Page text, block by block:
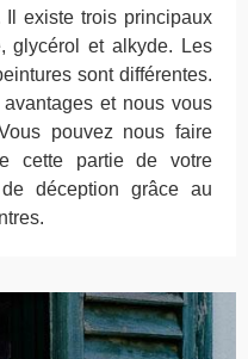
existe trois principaux
glycérol et alkyde. Les
sont différentes.
et nous vous
pouvez nous faire
cette partie de votre
déception grâce au